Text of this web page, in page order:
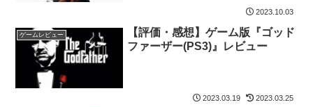
2023.10.03
ゲームレビュー
【評価・感想】ゲーム版『ゴッド
ファーザー(PS3)』レビュー
2023.03.19 2023.03.25